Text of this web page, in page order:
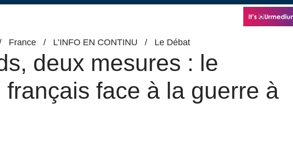
France / L’INFO EN CONTINU / Le Débat
deux mesures : le
français face à la guerre à